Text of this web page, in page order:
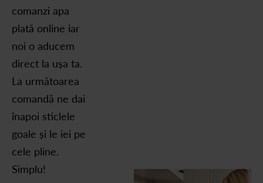
comanzi apa
plată online iar
noi o aducem
direct la ușa ta.
La următoarea
comandă ne dai
înapoi sticlele
goale și le iei pe
cele pline.
Simplu!